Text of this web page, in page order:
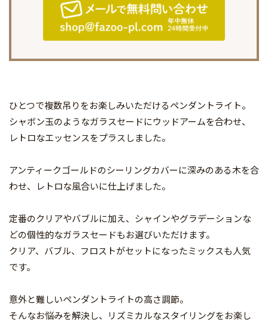
ひとつで複数吊りをお楽しみいただけるペンダントライト。
シャボン玉のようなガラスセードにウッドアームを合わせ、
レトロなエッセンスをプラスしました。
アンティークゴールドのシーリングカバーに深みのある木を合
わせ、レトロな風合いに仕上げました。
定番のクリアやバブルに加え、シャインやグラデーションな
どの個性的なガラスセードもお選びいただけます。
クリア、バブル、フロストがセットになったミックスも人気
です。
意外と難しいペンダントライトの高さ調節。
そんなお悩みを解決し、リズミカルなスタイリングをお楽し